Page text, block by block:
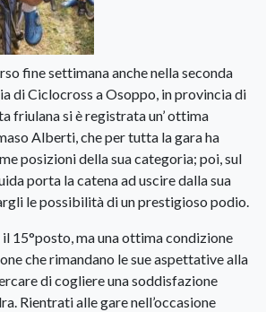
fine settimana anche nella seconda
di Ciclocross a Osoppo, in provincia di
friulana si è registrata un’ ottima
Alberti, che per tutta la gara ha
posizioni della sua categoria; poi, sul
porta la catena ad uscire dalla sua
le possibilità di un prestigioso podio.
15°posto, ma una ottima condizione
che rimandano le sue aspettative alla
di cogliere una soddisfazione
Rientrati alle gare nell’occasione